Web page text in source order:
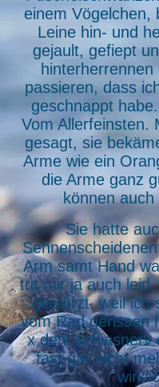
einem Vögelchen,
Leine hin- und
gejault, gefiept
passieren, dass
geschnappt
Vom Allerfeinsten.
gesagt, sie
Arme wie ein
die Arme ganz
können
Sie hatte
Arm samt Hand
tut mir ja auch
gestürzt, weil ich
vom Rad gerissen
x den Ischiasnerv
fast gar nicht